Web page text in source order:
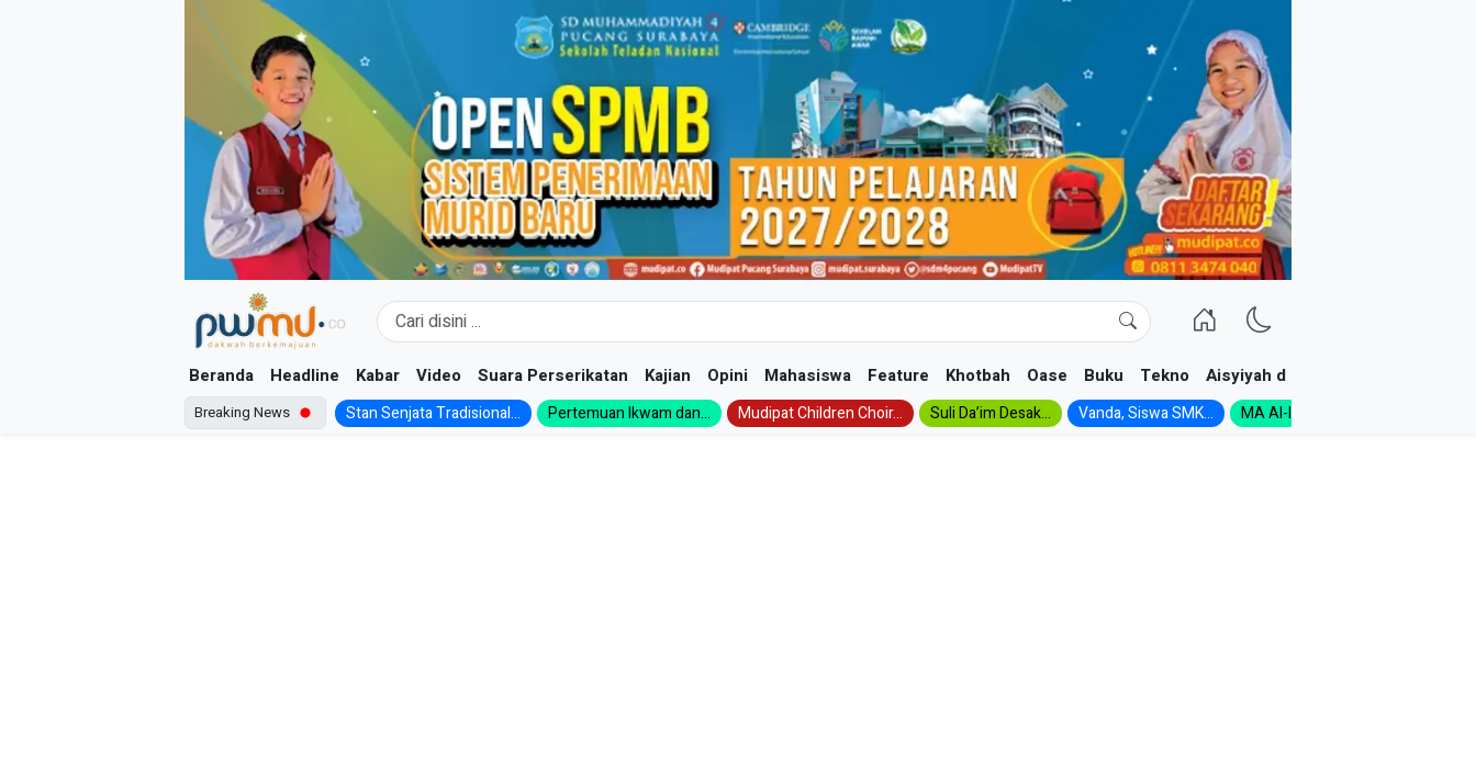
Beranda Headline Kabar Video Suara Perserikatan Kajian Opini Mahasiswa Feature Khotbah Oase Buku Tekno Aisyiyah dan NA
Breaking News Stan Senjata Tradisional... Pertemuan Ikwam dan... Mudipat Children Choir... Suli Da’im Desak... Vanda, Siswa SMK... MA Al-Ishlah Gelar...